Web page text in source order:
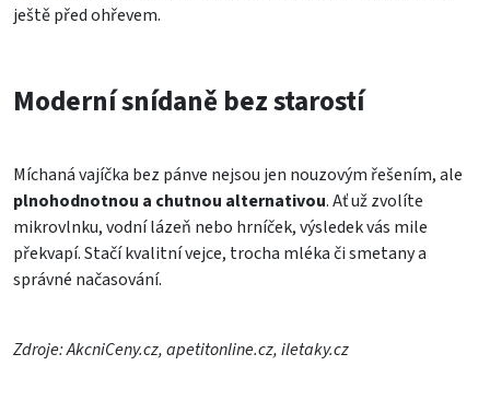
ještě před ohřevem.
Moderní snídaně bez starostí
Míchaná vajíčka bez pánve nejsou jen nouzovým řešením, ale
plnohodnotnou a chutnou alternativou. Ať už zvolíte
mikrovlnku, vodní lázeň nebo hrníček, výsledek vás mile
překvapí. Stačí kvalitní vejce, trocha mléka či smetany a
správné načasování.
Zdroje: AkcniCeny.cz, apetitonline.cz, iletaky.cz